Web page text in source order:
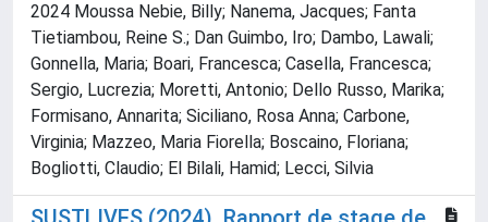
2024 Moussa Nebie, Billy; Nanema, Jacques; Fanta
Tietiambou, Reine S.; Dan Guimbo, Iro; Dambo, Lawali;
Gonnella, Maria; Boari, Francesca; Casella, Francesca;
Sergio, Lucrezia; Moretti, Antonio; Dello Russo, Marika;
Formisano, Annarita; Siciliano, Rosa Anna; Carbone,
Virginia; Mazzeo, Maria Fiorella; Boscaino, Floriana;
Bogliotti, Claudio; El Bilali, Hamid; Lecci, Silvia